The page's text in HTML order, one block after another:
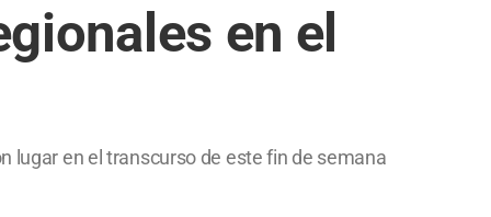
en el
lugar en el transcurso de este fin de semana